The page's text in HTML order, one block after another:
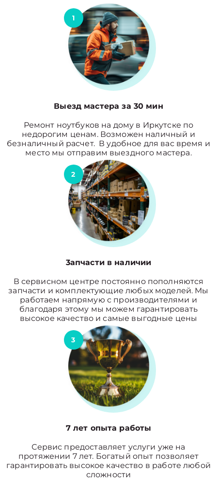
1
Выезд мастера за 30 мин
Ремонт ноутбуков на дому в Иркутске по
недорогим ценам. Возможен наличный и
безналичный расчет. В удобное для вас время и
место мы отправим выездного мастера.
2
3апчасти в наличии
В сервисном центре постоянно пополняются
запчасти и комплектующие любых моделей. Мы
работаем напрямую с производителями и
благодаря этому мы можем гарантировать
высокое качество и самые выгодные цены
3
7 лет опыта работы
Сервис предоставляет услуги уже на
протяжении 7 лет. Богатый опыт позволяет
гарантировать высокое качество в работе любой
сложности